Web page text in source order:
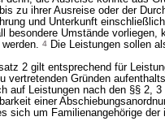
zu ihrer Ausreise oder der
und Unterkunft
besondere Umstände
4 Die Leistungen sollen
2 gilt entsprechend für
vertretenden Gründen
auf Leistungen nach den §§ 2,
einer
sich um Familienangehörige